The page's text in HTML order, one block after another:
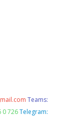
Teams:
0 726 Telegram: